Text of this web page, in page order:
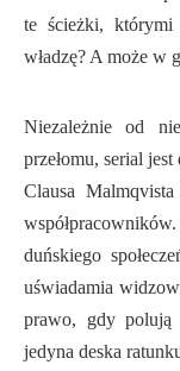
te ścieżki, którymi
władzę? A może w
Niezależnie od
przełomu, serial
Clausa
duńskiego
uświadamia
prawo, gdy polują
jedyna deska